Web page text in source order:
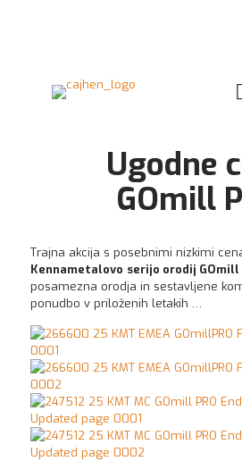
Ugodne
GOmill
Trajna akcija s posebnimi nizkimi
Kennametalovo serijo orodij GOmill
posamezna orodja in sestavljene
ponudbo v priloženih letakih …